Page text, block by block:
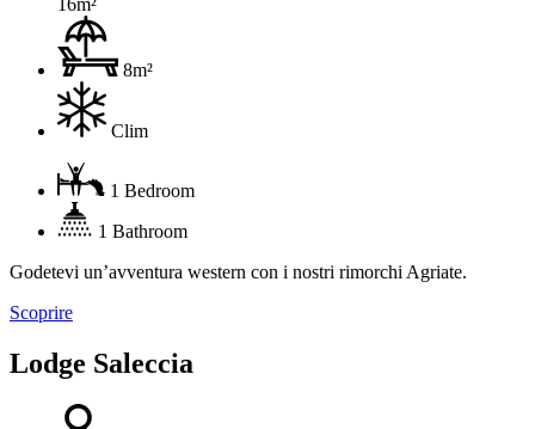
16m²
8m²
Clim
1 Bedroom
1 Bathroom
Godetevi un’avventura western con i nostri rimorchi Agriate.
Scoprire
Lodge Saleccia